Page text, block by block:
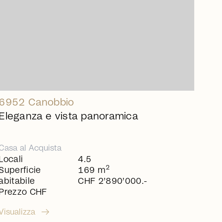
Canobbio
Eleganza e vista panoramica
alAcquista
Locali
Prezzo CHF
4.5
169 m2
CHF 2’890’000.-
arrow_right_alt